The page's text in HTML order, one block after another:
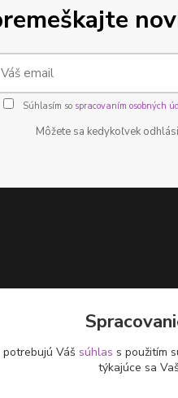
Súhlasím so spracovaním osobných
Môžete sa kedykoľvek
Váš súhlas s použitím
týkajúce sa